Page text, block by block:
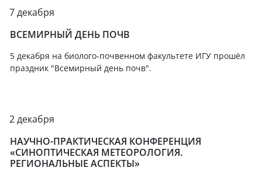
7 декабря
ВСЕМИРНЫЙ ДЕНЬ ПОЧВ
5 декабря на биолого-почвенном факультете ИГУ прошёл
праздник "Всемирный день почв".
2 декабря
НАУЧНО-ПРАКТИЧЕСКАЯ КОНФЕРЕНЦИЯ
«СИНОПТИЧЕСКАЯ МЕТЕОРОЛОГИЯ.
РЕГИОНАЛЬНЫЕ АСПЕКТЫ»